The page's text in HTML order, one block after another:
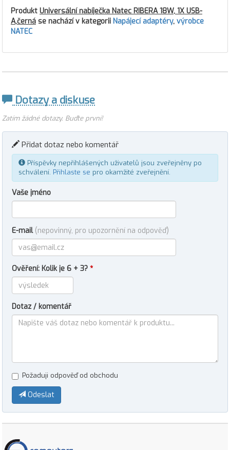
Produkt Universální nabíječka Natec RIBERA 18W, 1X USB-
A,černá se nachází v kategorii Napájecí adaptéry, výrobce
NATEC
Dotazy a diskuse
Zatím žádné dotazy. Buďte první!
Přidat dotaz nebo komentář
Příspěvky nepřihlášených uživatelů jsou zveřejněny po
schválení. Přihlaste se pro okamžité zveřejnění.
Vaše jméno
E-mail (nepovinný, pro upozornění na odpověď)
Ověření: Kolik je 6 + 3? *
Dotaz / komentář
Požaduji odpověď od obchodu
Odeslat